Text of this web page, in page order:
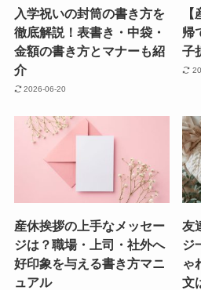
入学祝いの封筒の書き方を
徹底解説！表書き・中袋・
金額の書き方とマナーも紹
介
2026-06-20
帰
子
産休挨拶の上手なメッセー
ジは？職場・上司・社外へ
好印象を与える書き方マニ
ュアル
友
ジ
ゃ
文